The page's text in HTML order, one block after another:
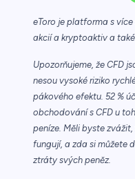
eToro je platforma s
akcií a kryptoaktiv a
Upozorňujeme, že CFD
nesou vysoké riziko
pákového efektu. 52 %
obchodování s CFD u
peníze. Měli byste
fungují, a zda si můžete
ztráty svých peněz.